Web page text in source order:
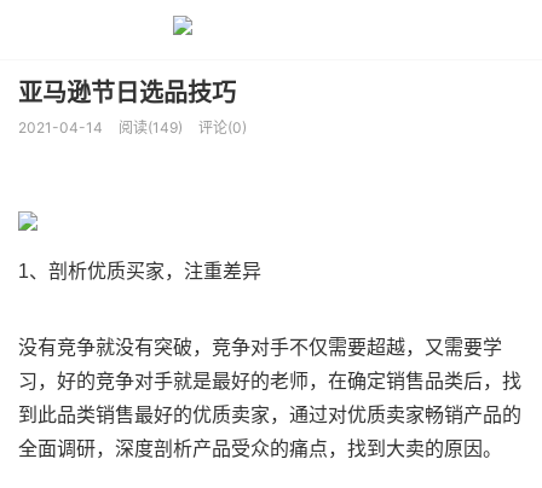
亚马逊节日选品技巧
2021-04-14 阅读(149) 评论(0)
1、剖析优质买家，注重差异
没有竞争就没有突破，竞争对手不仅需要超越，又需要学
习，好的竞争对手就是最好的老师，在确定销售品类后，找
到此品类销售最好的优质卖家，通过对优质卖家畅销产品的
全面调研，深度剖析产品受众的痛点，找到大卖的原因。